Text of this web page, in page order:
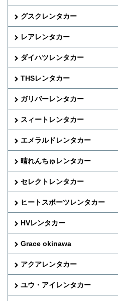
グスクレンタカー
レアレンタカー
ダイハツレンタカー
THSレンタカー
ガリバーレンタカー
スィートレンタカー
エメラルドレンタカー
晴れんちゅレンタカー
セレクトレンタカー
ヒートスポーツレンタカー
HVレンタカー
Grace okinawa
アクアレンタカー
ユウ・アイレンタカー